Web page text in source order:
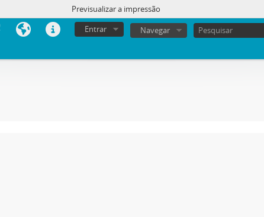
Entrar Navegar
Previsualizar a impressão